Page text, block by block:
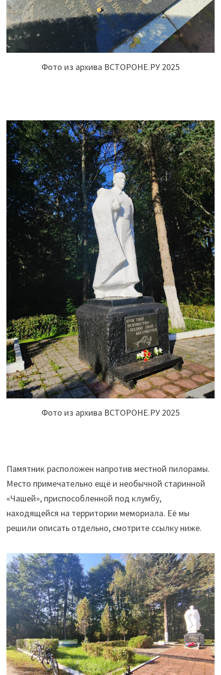
Фото из архива ВСТОРОНЕ.РУ 2025
Фото из архива ВСТОРОНЕ.РУ 2025
Памятник расположен напротив местной пилорамы.
Место примечательно ещё и необычной старинной
«Чашей», приспособленной под клумбу,
находящейся на территории мемориала. Её мы
решили описать отдельно, смотрите ссылку ниже.